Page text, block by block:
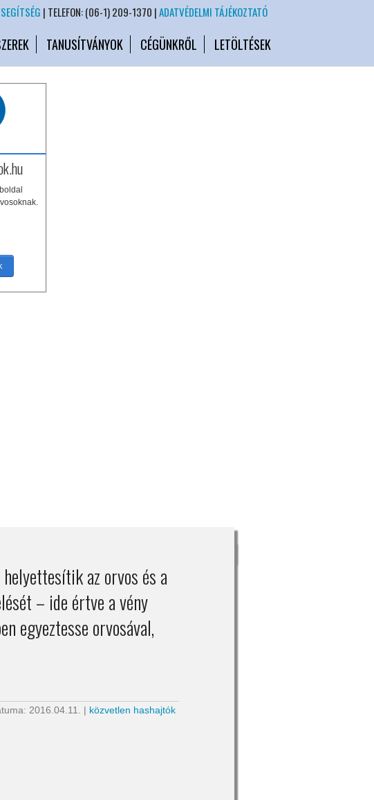
| TELEFON: (06-1) 209-1370 |ADATVÉDELMI TÁJÉKOZTATÓ
TANUSÍTVÁNYOK CÉGÜNKRŐL LETÖLTÉSEK
az orvos és a
– ide értve a vény
egyeztesse orvosával,
2016.04.11. | közvetlen hashajtók